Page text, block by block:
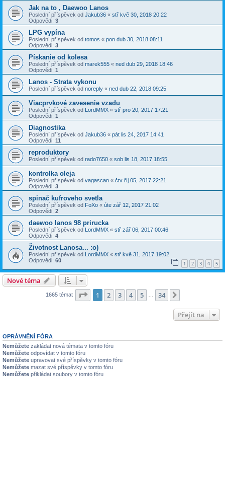
Jak na to , Daewoo Lanos
Poslední příspěvek od Jakub36 « stř kvě 30, 2018 20:22
Odpovědi: 3
LPG vypína
Poslední příspěvek od tomos « pon dub 30, 2018 08:11
Odpovědi: 3
Pískanie od kolesa
Poslední příspěvek od marek555 « ned dub 29, 2018 18:46
Odpovědi: 1
Lanos - Strata vykonu
Poslední příspěvek od noreply « ned dub 22, 2018 09:25
Viacprvkové zavesenie vzadu
Poslední příspěvek od LordMMX « stř pro 20, 2017 17:21
Odpovědi: 1
Diagnostika
Poslední příspěvek od Jakub36 « pát lis 24, 2017 14:41
Odpovědi: 11
reproduktory
Poslední příspěvek od rado7650 « sob lis 18, 2017 18:55
kontrolka oleja
Poslední příspěvek od vagascan « čtv říj 05, 2017 22:21
Odpovědi: 3
spinač kufroveho svetla
Poslední příspěvek od FoXo « úte zář 12, 2017 21:02
Odpovědi: 2
daewoo lanos 98 prirucka
Poslední příspěvek od LordMMX « stř zář 06, 2017 00:46
Odpovědi: 4
Životnost Lanosa... :o)
Poslední příspěvek od LordMMX « stř kvě 31, 2017 19:02
Odpovědi: 60 1 2 3 4 5
Nové téma
1665 témat Stránka z 34
1 2 3 4 5 34
Přejít na
OPRÁVNĚNÍ FÓRA
Nemůžete zakládat nová témata v tomto fóru
Nemůžete odpovídat v tomto fóru
Nemůžete upravovat své příspěvky v tomto fóru
Nemůžete mazat své příspěvky v tomto fóru
Nemůžete přikládat soubory v tomto fóru